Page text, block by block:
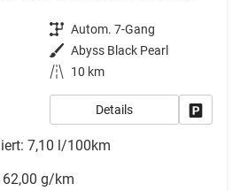
Getriebe Autom. 7-Gang
Außenfarbe Abyss Black Pearl
Kilometerstand 10 km
Details
7,10 l/100km
g/km